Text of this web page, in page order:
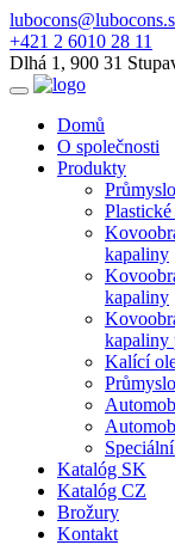
+421 2 6010 28 11
Dlhá 1, 900 31
Domů
O společnosti
Produkty
kapaliny
kapaliny
kapaliny
Kalící
Katalóg SK
Katalóg CZ
Brožury
Kontakt